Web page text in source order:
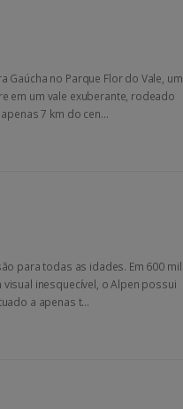
Gaúcha no Parque Flor do Vale, um
em um vale exuberante, rodeado
7 km do cen...
para todas as idades. Em 600 mil
inesquecível, o Alpen possui
a apenas t...